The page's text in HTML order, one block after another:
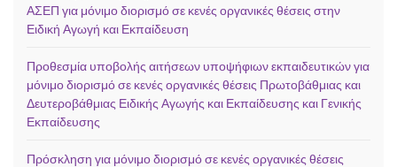
ΑΣΕΠ για μόνιμο διορισμό σε κενές οργανικές θέσεις στην
Ειδική Αγωγή και Εκπαίδευση
Προθεσμία υποβολής αιτήσεων υποψήφιων εκπαιδευτικών για
μόνιμο διορισμό σε κενές οργανικές θέσεις Πρωτοβάθμιας και
Δευτεροβάθμιας Ειδικής Αγωγής και Εκπαίδευσης και Γενικής
Εκπαίδευσης
Πρόσκληση για μόνιμο διορισμό σε κενές οργανικές θέσεις